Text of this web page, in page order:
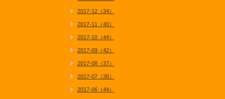
2017-12（34）
2017-11（40）
2017-10（44）
2017-09（42）
2017-08（37）
2017-07（38）
2017-06（44）